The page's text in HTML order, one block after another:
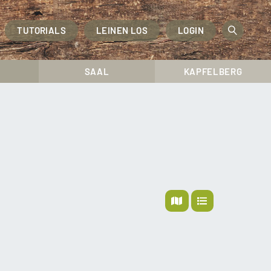
TUTORIALS LEINEN LOS LOGIN
OPEN
SAAL KAPFELBERG